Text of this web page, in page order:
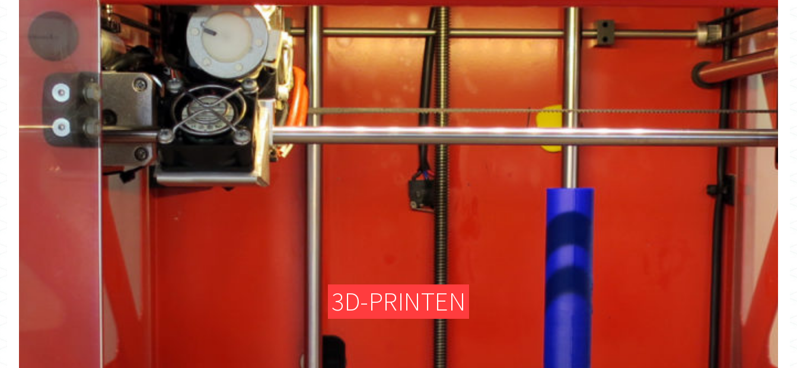
DE LASERCUTTERS
SCHRIJNWERKERIJ
DIGITALE FREESMACHINES (CNC)
ELEKTRONISCH GEDEELTE
TEXTIELATELIER
DIGITALE FREESMACHINES (CNC)
ELEKTRONISCH GEDEELTE
TEXTIELATELIER
3D-PRINTEN